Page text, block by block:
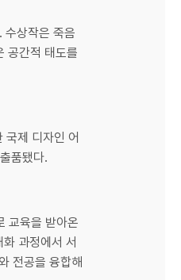
상작은 죽음
공간적 태도를
제 디자인 어
품됐다.
교육을 받아온
과정에서 서
전공을 융합해